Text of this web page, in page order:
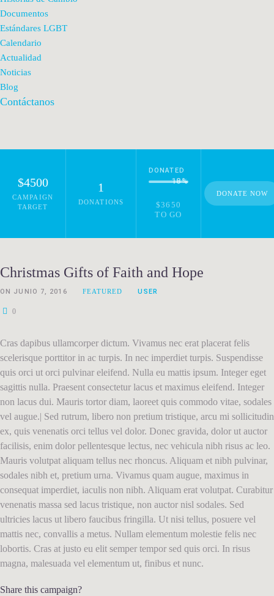
Documentos
Estándares LGBT
Calendario
Actualidad
Noticias
Blog
Contáctanos
$4500
CAMPAIGN
TARGET
1
DONATIONS
DONATED
18%
$3650
TO GO
DONATE NOW
Christmas Gifts of Faith and Hope
ON JUNIO 7, 2016 FEATURED USER
0
Cras dapibus ullamcorper dictum. Vivamus nec erat placerat felis
scelerisque porttitor in ac turpis. In nec imperdiet turpis. Suspendisse
quis orci ut orci pulvinar eleifend. Nulla eu mattis ipsum. Integer eget
sagittis nulla. Praesent consectetur lacus et maximus eleifend. Integer
non lacus dui. Mauris tortor diam, laoreet quis commodo vitae, sodales
vel augue.| Sed rutrum, libero non pretium tristique, arcu mi sollicitudin
ex, quis venenatis orci tellus vel dolor. Donec gravida, dolor ut auctor
facilisis, enim dolor pellentesque lectus, nec vehicula nibh risus ac leo.
Mauris volutpat aliquam tellus nec rhoncus. Aliquam et nibh pulvinar,
sodales nibh et, pretium urna. Vivamus quam augue, maximus in
consequat imperdiet, iaculis non nibh. Aliquam erat volutpat. Curabitur
venenatis massa sed lacus tristique, non auctor nisl sodales. Sed
ultricies lacus ut libero faucibus fringilla. Ut nisi tellus, posuere vel
mattis nec, convallis a metus. Nullam elementum molestie felis nec
lobortis. Cras at justo eu elit semper tempor sed quis orci. In risus
magna, malesuada vel elementum ut, finibus et nunc.
Share this campaign?